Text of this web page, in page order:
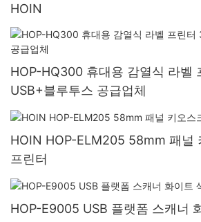
HOIN
HOP-HQ300 휴대용 감열식 라벨
USB+블루투스 공급업체
HOIN HOP-ELM205 58mm 패널
프린터
HOP-E9005 USB 플랫폼 스캐너